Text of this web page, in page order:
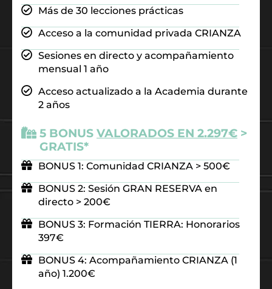
Más de 30 lecciones prácticas
Acceso a la comunidad privada CRIANZA
Sesiones en directo y acompañamiento
mensual 1 año
Acceso actualizado a la Academia durante
2 años
5 BONUS VALORADOS EN 2.297€ >
GRATIS*
BONUS 1: Comunidad CRIANZA > 500€
BONUS 2: Sesión GRAN RESERVA en
directo > 200€
BONUS 3: Formación TIERRA: Honorarios
397€
BONUS 4: Acompañamiento CRIANZA (1
año) 1.200€